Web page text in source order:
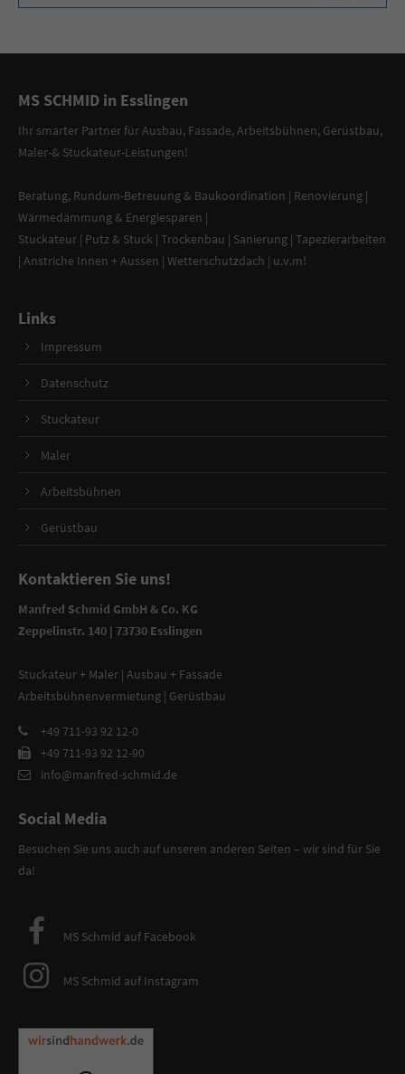
MS SCHMID in Esslingen
Ihr smarter PartnerfürAusbau, Fassade,Arbeitsbühnen, Gerüstbau,
Maler-& Stuckateur-Leistungen!
Beratung, Rundum-Betreuung & Baukoordination | Renovierung |
Wärmedämmung & Energiesparen |
Stuckateur | Putz & Stuck | Trockenbau | Sanierung | Tapezierarbeiten
| Anstriche Innen + Aussen | Wetterschutzdach | u.v.m!
Links
Impressum
Datenschutz
Stuckateur
Maler
Arbeitsbühnen
Gerüstbau
Kontaktieren Sie uns!
Manfred Schmid GmbH & Co. KG
Zeppelinstr. 140 | 73730 Esslingen
Stuckateur + Maler | Ausbau + Fassade
Arbeitsbühnenvermietung | Gerüstbau
+49 711-93 92 12-0
+49 711-93 92 12-90
info@manfred-schmid.de
Social Media
Besuchen Sie uns auch auf unseren anderen Seiten – wir sind für Sie
da!
MS Schmid auf Facebook
MS Schmid auf Instagram